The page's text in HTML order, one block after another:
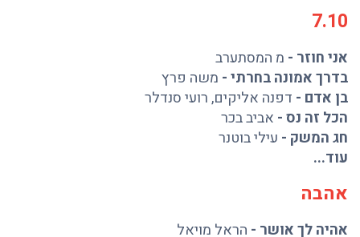
7.10
אני חוזר - מ המסתערב
בדרך אמונה בחרתי- משה פרץ
בן אדם - דפנה אליקים,רועי סנדלר
הכל זה נס- אביב בכר
חג המשק - עילי בוטנר
עוד...
אהבה
אהיה לך אושר - הראל מויאל